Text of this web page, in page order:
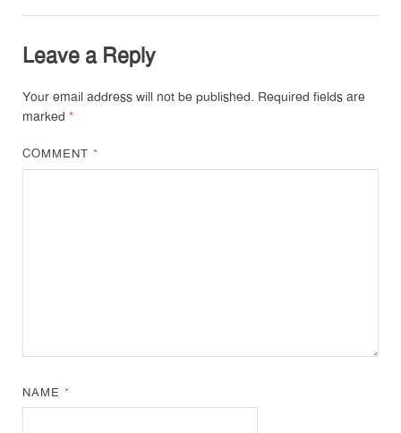
Leave a Reply
Your email address will not be published. Required fields are
marked *
COMMENT*
NAME*